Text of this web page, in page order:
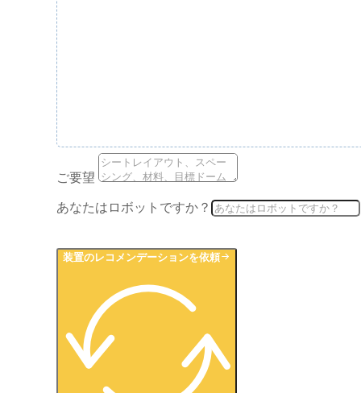
ご要望
あなたはロボットですか？
装置のレコメンデーションを依頼